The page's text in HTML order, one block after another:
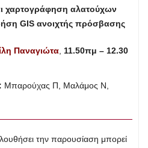
χαρτογράφηση αλατούχων
GIS ανοιχτής πρόσβασης
Παναγιώτα 11.50πμ – 12.30
Μπαρούχας Π, Μαλάμος Ν,
την παρουσίαση μπορεί